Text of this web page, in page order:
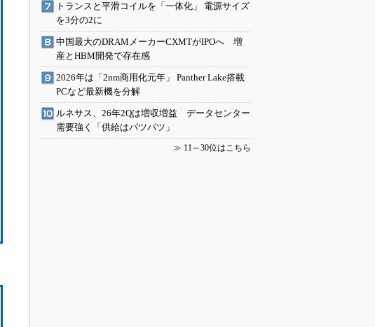
トランスと平滑コイルを「一体化」 電源サイズ
を3分の2に
中国最大のDRAMメーカーCXMTがIPOへ 増
産とHBM開発で存在感
2026年は「2nm商用化元年」 Panther Lake搭載
PCなど最新機を分解
ルネサス、26年2Qは増収増益 データセンター
需要強く「供給はパツパツ」
≫ 11～30位はこちら